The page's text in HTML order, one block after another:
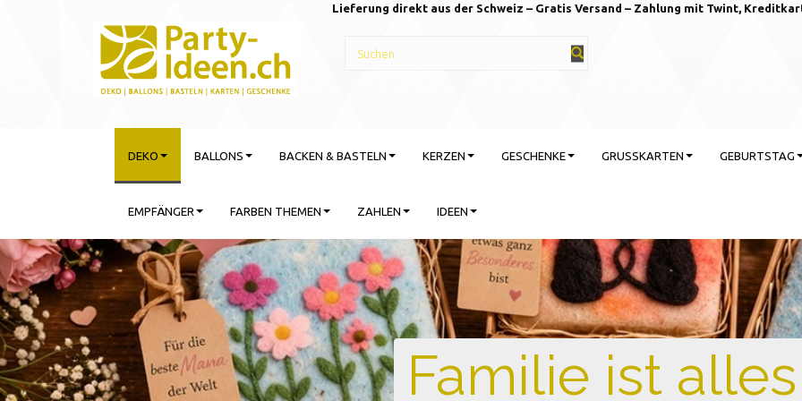
Lieferung direkt aus der Schweiz – Gratis Versand – Zahlung mit Twint,
DEKO BALLONS BACKEN & BASTELN KERZEN GESCHENKE GRUSSKARTEN GEBURTSTAG
EMPFÄNGER FARBEN THEMEN ZAHLEN IDEEN
Geburtstag feiern